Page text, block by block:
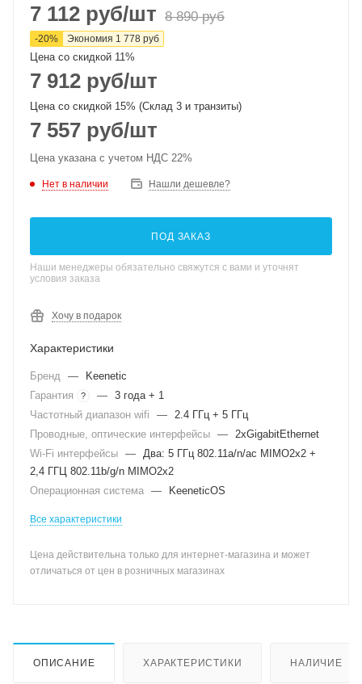
7 112 руб/шт 8 890руб
-20% Экономия 1 778 руб
Цена со скидкой 11%
7 912 руб/шт
Цена со скидкой 15% (Склад 3 и транзиты)
7 557 руб/шт
Цена указана с учетом НДС 22%
Нет в наличии Нашли дешевле?
ПОД ЗАКАЗ
Наши менеджеры обязательно свяжутся с вами и уточнят
условия заказа
Хочу в подарок
Характеристики
Бренд —
Keenetic
Гарантия
? — 3 года + 1
Частотный диапазон wifi
— 2.4 ГГц + 5 ГГц
Проводные, оптические интерфейсы — 2xGigabitEthernet
Wi-Fi интерфейсы — Два: 5 ГГц 802.11a/n/ac MIMO2x2 +
2,4 ГГЦ 802.11b/g/n MIMO2x2
Операционная система — KeeneticOS
Все характеристики
Цена действительна только для интернет-магазина и может
отличаться от цен в розничных магазинах
ОПИСАНИЕ ХАРАКТЕРИСТИКИ НАЛИЧИЕ